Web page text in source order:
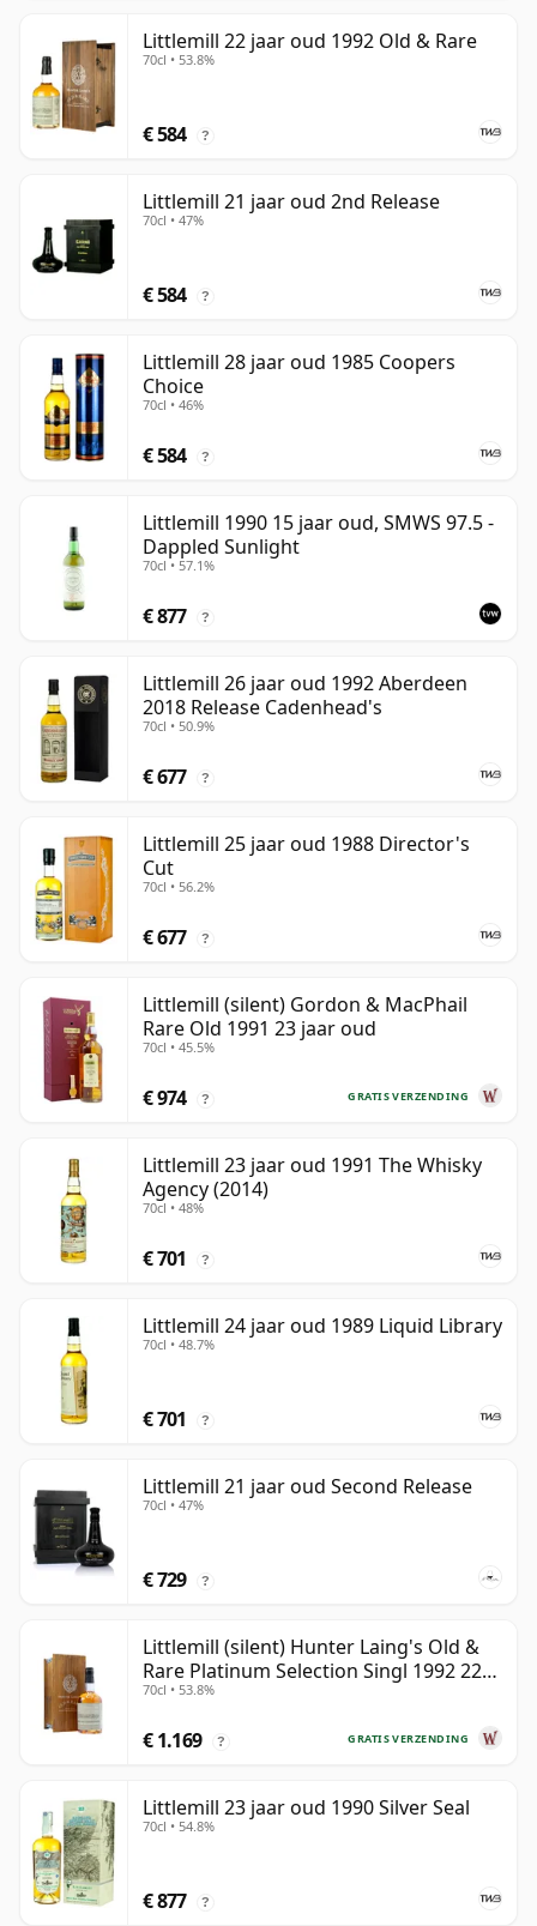
Littlemill 22 jaar oud 1992 Old & Rare
70cl • 53.8%
€ 584 ?
Littlemill 21 jaar oud 2nd Release
70cl • 47%
€ 584 ?
Littlemill 28 jaar oud 1985 Coopers
Choice
70cl • 46%
€ 584 ?
Littlemill 1990 15 jaar oud, SMWS 97.5 -
Dappled Sunlight
70cl • 57.1%
€ 877 ?
Littlemill 26 jaar oud 1992 Aberdeen
2018 Release Cadenhead's
70cl • 50.9%
€ 677 ?
Littlemill 25 jaar oud 1988 Director's
Cut
70cl • 56.2%
€ 677 ?
Littlemill (silent) Gordon & MacPhail
Rare Old 1991 23 jaar oud
70cl • 45.5%
GRATIS VERZENDING
€ 974 ?
Littlemill 23 jaar oud 1991 The Whisky
Agency (2014)
70cl • 48%
€ 701 ?
Littlemill 24 jaar oud 1989 Liquid Library
70cl • 48.7%
€ 701 ?
Littlemill 21 jaar oud Second Release
70cl • 47%
€ 729 ?
Littlemill (silent) Hunter Laing's Old &
Rare Platinum Selection Singl 1992 22
jaar oud
70cl • 53.8%
GRATIS VERZENDING
€ 1.169 ?
Littlemill 23 jaar oud 1990 Silver Seal
70cl • 54.8%
€ 877 ?